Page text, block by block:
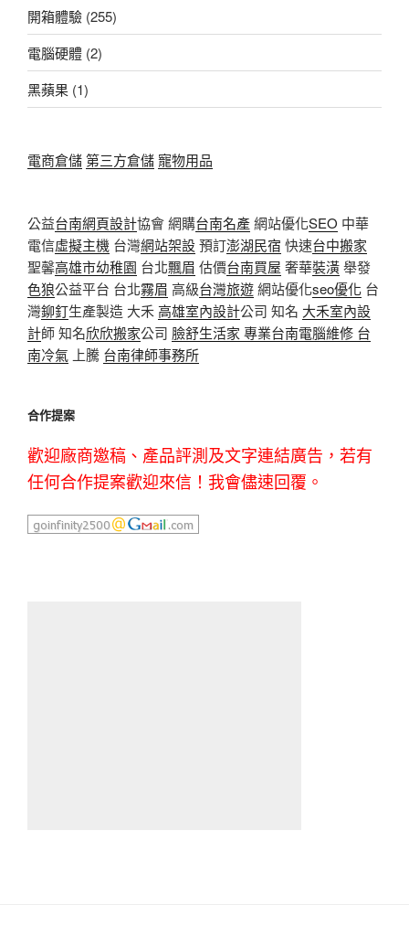
開箱體驗 (255)
電腦硬體 (2)
黑蘋果 (1)
電商倉儲第三方倉儲寵物用品
公益台南網頁設計協會 網購台南名產網站優化SEO 中華
電信虛擬主機 台灣網站架設預訂澎湖民宿 快速台中搬家
聖馨高雄市幼稚園 台北飄眉 估價台南買屋 奢華裝潢舉發
色狼公益平台 台北霧眉 高級台灣旅遊網站優化seo優化 台
灣鉚釘生產製造 大禾高雄室內設計公司 知名 大禾室內設
計師 知名欣欣搬家公司 臉舒生活家 專業台南電腦維修 台
南冷氣 上騰 台南律師事務所
合作提案
歡迎廠商邀稿、產品評測及文字連結廣告，若有
任何合作提案歡迎來信！我會儘速回覆。